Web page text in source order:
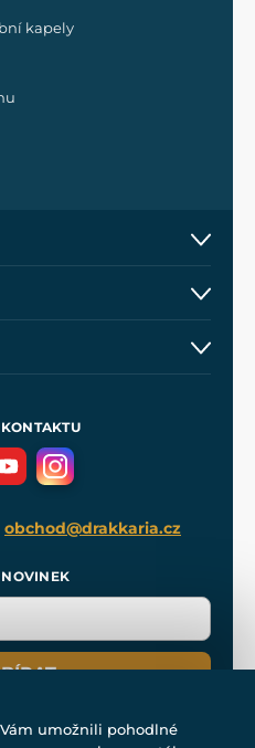
kapely
obchod@drakkaria.cz
umožnili pohodlné